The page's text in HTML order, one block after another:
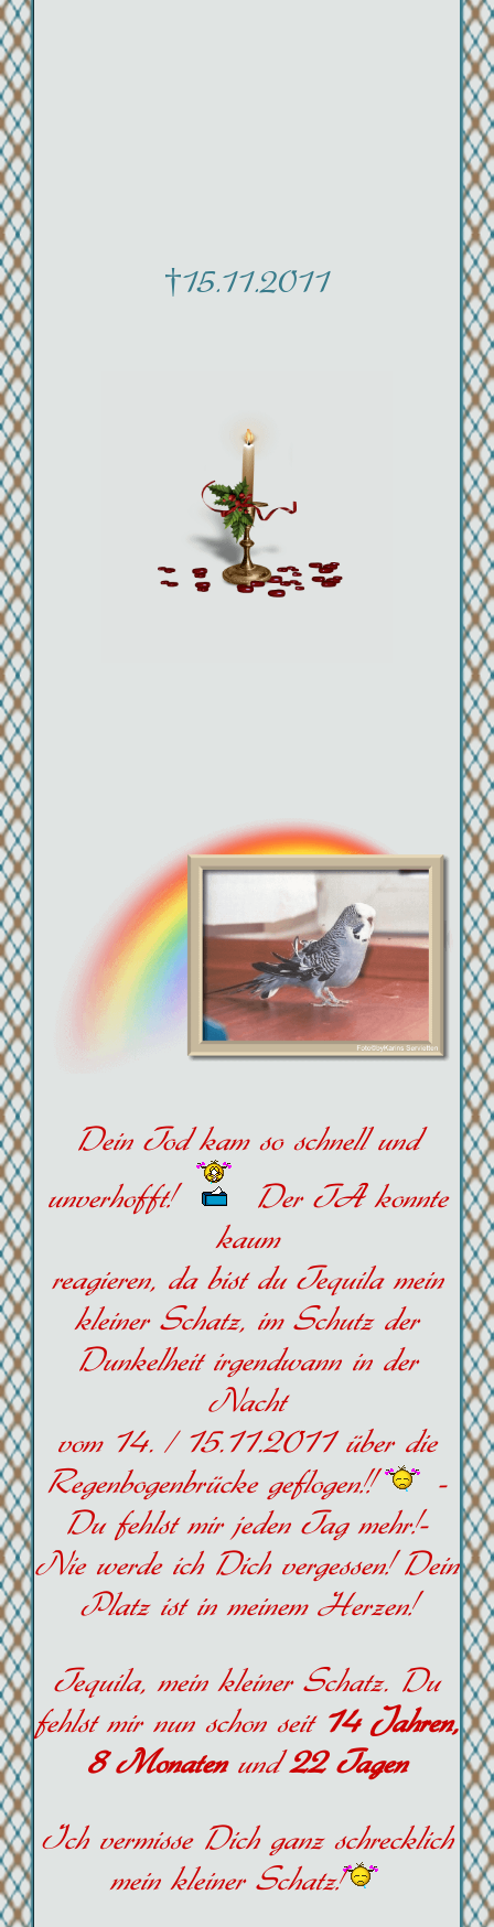
†15.11.2011
Dein Tod kam so schnell und
unverhofft!
Der TA konnte
kaum
reagieren, da bist du Tequila mein
kleiner Schatz, im Schutz der
Dunkelheit irgendwann in der
Nacht
vom 14. / 15.11.2011 über die
Regenbogenbrücke geflogen!!
-
Du fehlst mir jeden Tag mehr!-
Nie werde ich Dich vergessen! Dein
Platz ist in meinem Herzen!
Tequila, mein kleiner Schatz. Du
fehlst mir nun schon seit 14 Jahren,
8 Monatenund22 Tagen
Ich vermisse Dich ganz schrecklich
mein kleiner Schatz!